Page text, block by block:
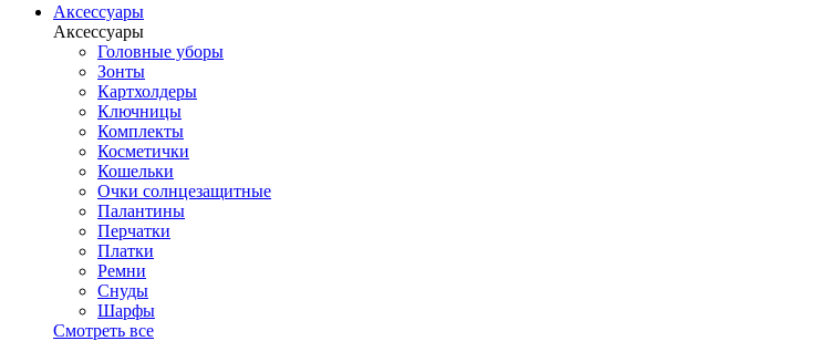
Аксессуары
Аксессуары
Головные уборы
Зонты
Картхолдеры
Ключницы
Комплекты
Косметички
Кошельки
Очки солнцезащитные
Палантины
Перчатки
Платки
Ремни
Снуды
Шарфы
Смотреть все